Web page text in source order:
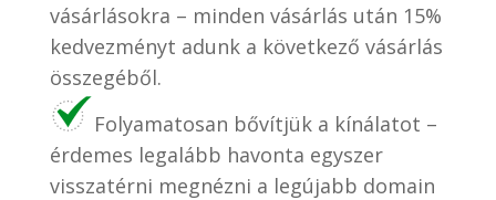
vásárlásokra – minden vásárlás után 15%
kedvezményt adunk a következő vásárlás
összegéből.
Folyamatosan bővítjük a kínálatot –
érdemes legalább havonta egyszer
visszatérni megnézni a legújabb domain